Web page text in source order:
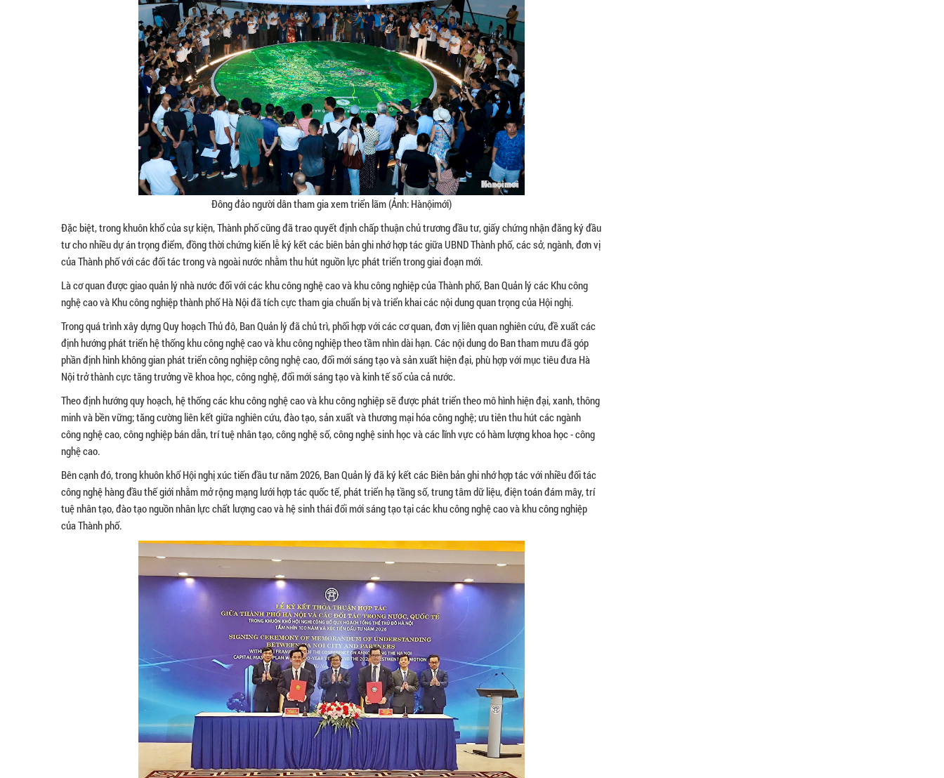
Đông đảo người dân tham gia xem triển lãm (Ảnh: Hànộimới)
Đặc biệt, trong khuôn khổ của sự kiện, Thành phố cũng đã trao quyết định chấp thuận chủ trương đầu tư, giấy chứng nhận đăng ký đầu
tư cho nhiều dự án trọng điểm, đồng thời chứng kiến lễ ký kết các biên bản ghi nhớ hợp tác giữa UBND Thành phố, các sở, ngành, đơn vị
của Thành phố với các đối tác trong và ngoài nước nhằm thu hút nguồn lực phát triển trong giai đoạn mới.
Là cơ quan được giao quản lý nhà nước đối với các khu công nghệ cao và khu công nghiệp của Thành phố, Ban Quản lý các Khu công
nghệ cao và Khu công nghiệp thành phố Hà Nội đã tích cực tham gia chuẩn bị và triển khai các nội dung quan trọng của Hội nghị.
Trong quá trình xây dựng Quy hoạch Thủ đô, Ban Quản lý đã chủ trì, phối hợp với các cơ quan, đơn vị liên quan nghiên cứu, đề xuất các
định hướng phát triển hệ thống khu công nghệ cao và khu công nghiệp theo tầm nhìn dài hạn. Các nội dung do Ban tham mưu đã góp
phần định hình không gian phát triển công nghiệp công nghệ cao, đổi mới sáng tạo và sản xuất hiện đại, phù hợp với mục tiêu đưa Hà
Nội trở thành cực tăng trưởng về khoa học, công nghệ, đổi mới sáng tạo và kinh tế số của cả nước.
Theo định hướng quy hoạch, hệ thống các khu công nghệ cao và khu công nghiệp sẽ được phát triển theo mô hình hiện đại, xanh, thông
minh và bền vững; tăng cường liên kết giữa nghiên cứu, đào tạo, sản xuất và thương mại hóa công nghệ; ưu tiên thu hút các ngành
công nghệ cao, công nghiệp bán dẫn, trí tuệ nhân tạo, công nghệ số, công nghệ sinh học và các lĩnh vực có hàm lượng khoa học - công
nghệ cao.
Bên cạnh đó, trong khuôn khổ Hội nghị xúc tiến đầu tư năm 2026, Ban Quản lý đã ký kết các Biên bản ghi nhớ hợp tác với nhiều đối tác
công nghệ hàng đầu thế giới nhằm mở rộng mạng lưới hợp tác quốc tế, phát triển hạ tầng số, trung tâm dữ liệu, điện toán đám mây, trí
tuệ nhân tạo, đào tạo nguồn nhân lực chất lượng cao và hệ sinh thái đổi mới sáng tạo tại các khu công nghệ cao và khu công nghiệp
của Thành phố.